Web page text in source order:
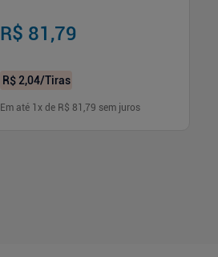
R$ 81,79
R$ 2,04/Tiras
Em até 1 x de R$ 81,79 sem juros